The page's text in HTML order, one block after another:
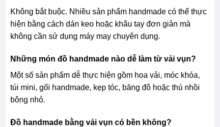
Không bắt buộc. Nhiều sản phẩm handmade có thể thực
hiện bằng cách dán keo hoặc khâu tay đơn giản mà
không cần sử dụng máy may chuyên dụng.
Những món đồ handmade nào dễ làm từ vải vụn?
Một số sản phẩm dễ thực hiện gồm hoa vải, móc khóa,
túi mini, gối handmade, kẹp tóc, băng đô hoặc thú nhồi
bông nhỏ.
Đồ handmade bằng vải vụn có bền không?